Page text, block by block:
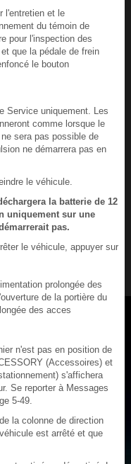
l'entretien et le
du témoin de
pour l'inspection des
que la pédale de frein
le bouton
Service uniquement. Les
comme lorsque le
sera pas possible de
ne démarrera pas en
le véhicule.
la batterie de 12
uniquement sur une
pas.
le véhicule, appuyer sur
prolongée des
de la portière du
des acces
n'est pas en position de
(Accessoires) et
s'affichera
Se reporter à Messages
5‑49.
la colonne de direction
est arrêté et que